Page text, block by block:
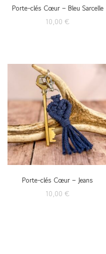
Porte-clés Cœur – Bleu Sarcelle
10,00€
Porte-clés Cœur – Jeans
10,00€